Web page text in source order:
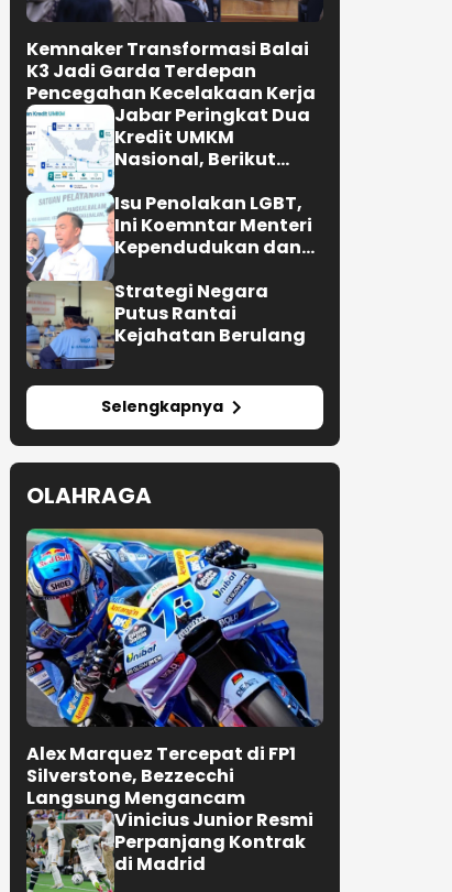
Kemnaker Transformasi Balai
K3 Jadi Garda Terdepan
Pencegahan Kecelakaan Kerja
Jabar Peringkat Dua
Kredit UMKM
Nasional, Berikut
Isu Penolakan LGBT,
Ini Koemntar Menteri
Kependudukan dan
Keluarga
Strategi Negara
Putus Rantai
Kejahatan Berulang
Selengkapnya
OLAHRAGA
Alex Marquez Tercepat di FP1
Silverstone, Bezzecchi
Langsung Mengancam
Vinicius Junior Resmi
Perpanjang Kontrak
di Madrid